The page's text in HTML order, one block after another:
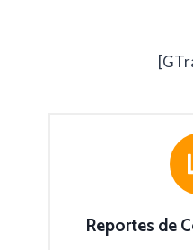
Reportes de